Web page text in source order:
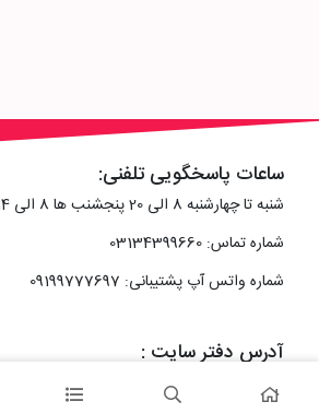
ساعات پاسخگویی تلفنی:
شنبه تا چهارشنبه 8 الی 20 پنجشنب ها 8 الی 14
شماره تماس: 03134399660
شماره واتس آپ پشتیبانی: 09199777697
آدرس دفتر سایت :
اصفهان، خیابان رزمندگان، کوچه شماره سه فرعی 2 پلاک 10